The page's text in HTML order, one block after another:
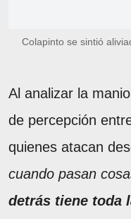
Colapinto se sintió
Al analizar la
de percepción
quienes atacan
cuando pasan
detrás tiene toda